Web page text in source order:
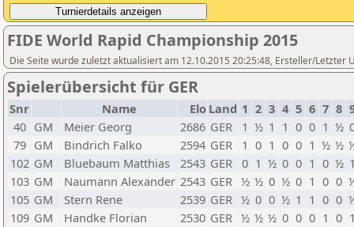
FIDE World Rapid Championship 2015
Die Seite wurde zuletzt aktualisiert am 12.10.2015 20:25:48, Ersteller/Letzter
Spielerübersicht für GER
Snr Name Elo Land 1 2 3 4 5 6 7 8
40 GM Meier Georg 2686 GER 1 ½ 1 1 0 0 1 ½
79 GM Bindrich Falko 2594 GER 1 0 1 0 0 1 ½ ½
102 GM Bluebaum Matthias 2543 GER 0 1 ½ 0 0 1 0 ½
103 GM Naumann Alexander 2543 GER ½ ½ 0 ½ 0 1 0 0
105 GM Stern Rene 2539 GER ½ 0 0 ½ 1 1 0 0
109 GM Handke Florian 2530 GER ½ ½ ½ 0 0 0 1 0